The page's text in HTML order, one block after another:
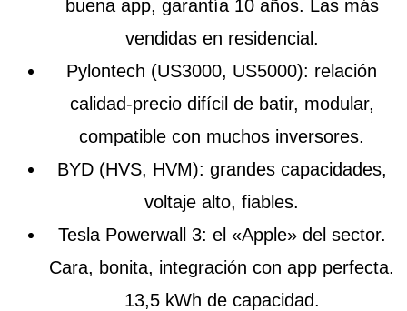
buena app, garantía 10 años. Las más
vendidas en residencial.
Pylontech (US3000, US5000): relación
calidad-precio difícil de batir, modular,
compatible con muchos inversores.
BYD(HVS, HVM): grandes capacidades,
voltaje alto, fiables.
Tesla Powerwall 3: el «Apple» del sector.
Cara, bonita, integración con app perfecta.
13,5 kWh de capacidad.